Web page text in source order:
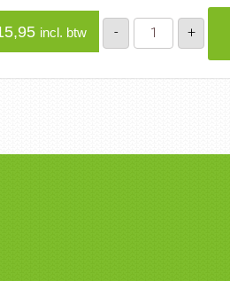
incl. btw -
Appelvlaai
slagroom
+